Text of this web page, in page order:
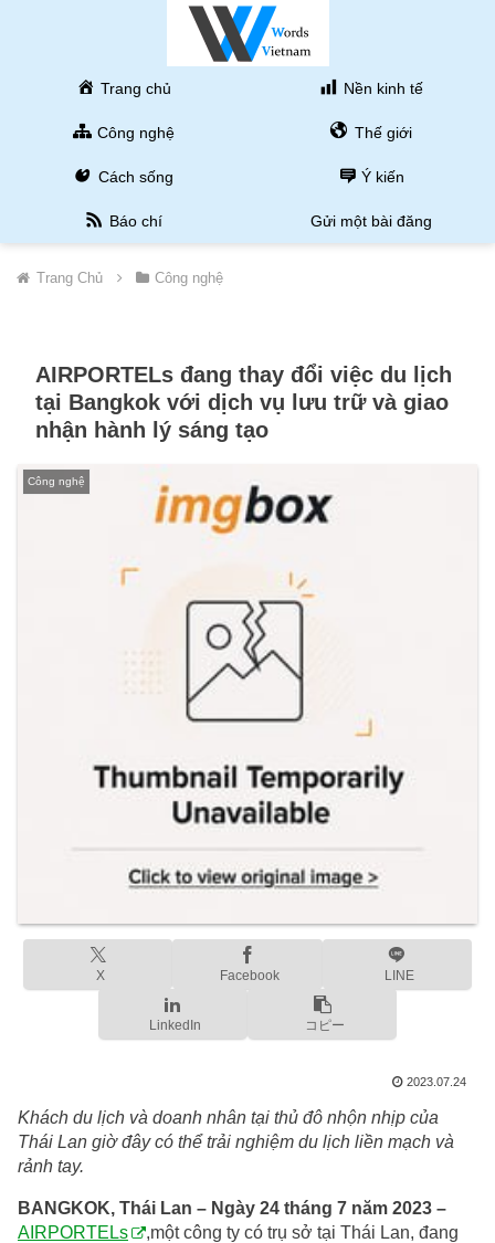
Trang chủ Nền kinh tế
Công nghệ Thế giới
Cách sống Ý kiến
Báo chí Gửi một bài đăng
Trang Chủ Công nghệ
AIRPORTELs đang thay đổi việc du lịch
tại Bangkok với dịch vụ lưu trữ và giao
nhận hành lý sáng tạo
Công nghệ
X Facebook LINE
LinkedIn コピー
2023.07.24
Khách du lịch và doanh nhân tại thủ đô nhộn nhịp của
Thái Lan giờ đây có thể trải nghiệm du lịch liền mạch và
rảnh tay.
BANGKOK, Thái Lan – Ngày 24 tháng 7 năm 2023 –
AIRPORTELs
,một công ty có trụ sở tại Thái Lan, đang